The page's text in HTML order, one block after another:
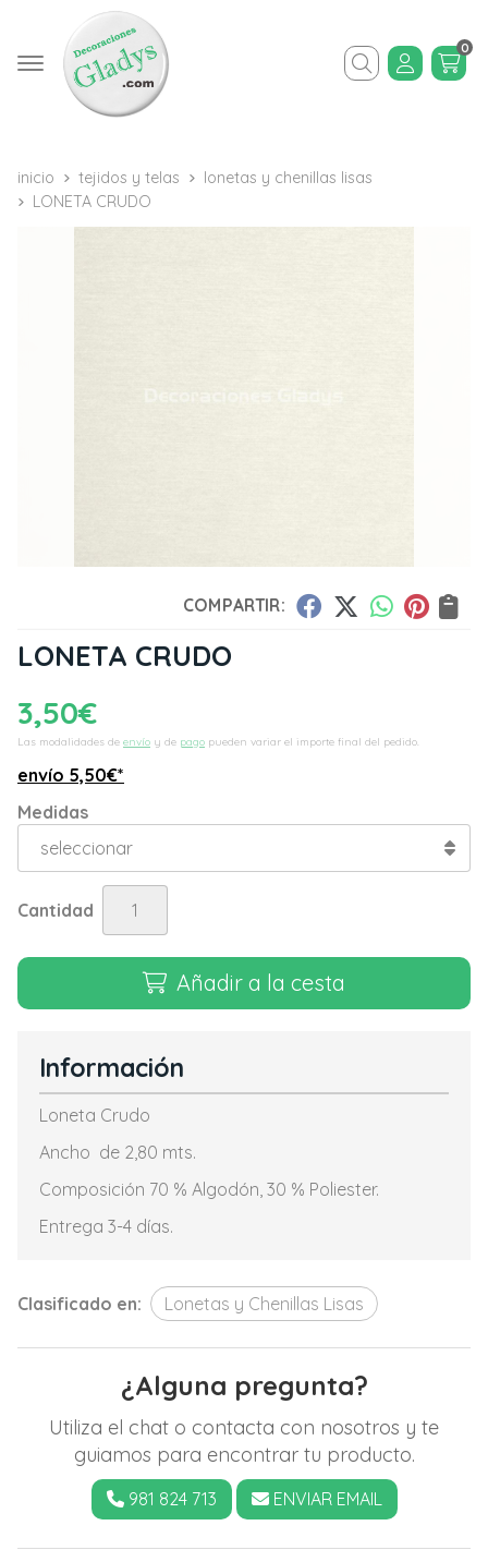
Buscar
0
inicio tejidos y telas
lonetas y chenillas lisas
LONETA CRUDO
COMPARTIR:
LONETA CRUDO
3,50€
Las modalidades de envío y de pago pueden variar el importe final del pedido.
envío 5,50€*
Medidas
Cantidad
Añadir a la cesta
Información
Loneta Crudo
Ancho de 2,80 mts.
Composición 70 % Algodón, 30 % Poliester.
Entrega 3-4 días.
Clasificado en: Lonetas y Chenillas Lisas
¿Alguna pregunta?
Utiliza el chat o contacta con nosotros y te
guiamos para encontrar tu producto.
981 824 713 ENVIAR EMAIL